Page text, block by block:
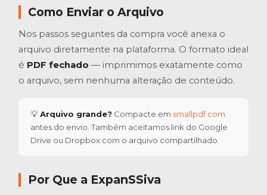
Como Enviar o Arquivo
Nos passos seguintes da compra você anexa o
arquivo diretamente na plataforma. O formato ideal
é PDF fechado — imprimimos exatamente como
o arquivo, sem nenhuma alteração de conteúdo.
💡Arquivo grande? Compacte em smallpdf.com
antes do envio. Também aceitamos link do Google
Drive ou Dropbox com o arquivo compartilhado.
Por Que a ExpanSSiva